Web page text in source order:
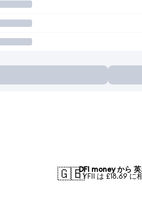
🇬🇧DFI money から
1 YFII は £18.69 に